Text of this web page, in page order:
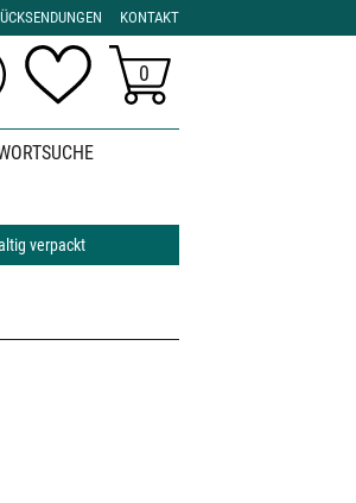
KONTAKT
0
verpackt